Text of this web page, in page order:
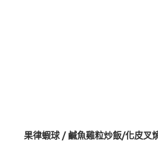
果律蝦球 / 鹹魚雞粒炒飯/化皮叉